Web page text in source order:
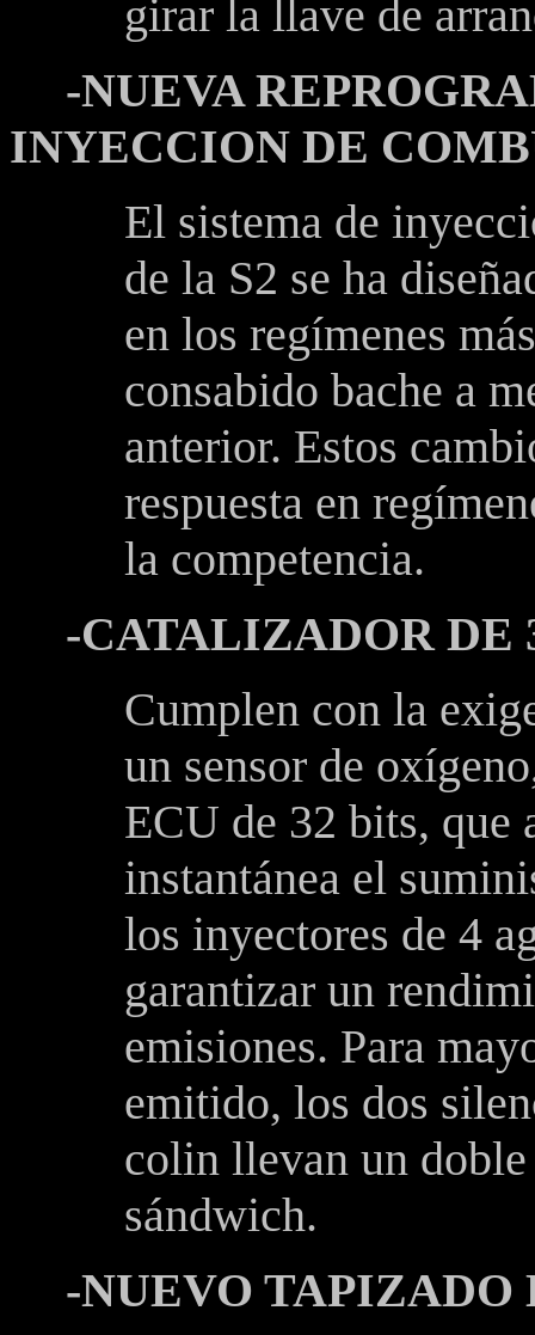
girar la llave de
-NUEVA
INYECCION DE
El sistema de
de la S2 se ha
en los regímenes
consabido bache a
anterior. Estos
respuesta en
la competencia.
-CATALIZADOR DE
Cumplen con la
un sensor de
ECU de 32 bits, que
instantánea el
los inyectores de 4
garantizar un
emisiones. Para
emitido, los dos
colin llevan un
sándwich.
-NUEVO TAPIZADO